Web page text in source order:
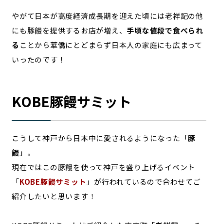
やがて日本が高度経済成長期を迎えた頃には老祥記の他
にも豚饅を提供するお店が増え、 手頃な値段で食べられ
る ことから華僑にとどまらず日本人の家庭にも広まって
いったのです！
KOBE豚饅サミット
こうして神戸から日本中に愛されるようになった「豚
饅 」。
現在ではこの豚饅を使って神戸を盛り上げるイベント
「KOBE豚饅サミット 」が行われているので合わせてご
紹介したいと思います！